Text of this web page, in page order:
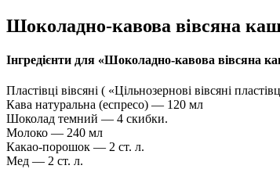
Шоколадно-кавова вівсяна
Інгредієнти для «Шоколадно-кавова вівсяна
Пластівці вівсяні ( «Цільнозернові вівсяні
Кава натуральна (еспресо) — 120 мл
Шоколад темний — 4 скибки.
Молоко — 240 мл
Какао-порошок — 2 ст. л.
Мед — 2 ст. л.